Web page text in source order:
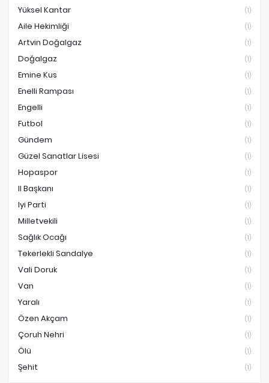
Yüksel Kantar (1)
Aile Hekimliği (1)
Artvin Doğalgaz (1)
Doğalgaz (1)
Emine Kus (1)
Enelli Rampası (1)
Engelli (1)
Futbol (1)
Gündem (1)
Güzel Sanatlar Lisesi (1)
Hopaspor (1)
Il Başkanı (1)
Iyi Parti (1)
Milletvekili (1)
Sağlık Ocağı (1)
Tekerlekli Sandalye (1)
Vali Doruk (1)
Van (1)
Yaralı (1)
Özen Akçam (1)
Çoruh Nehri (1)
Ölü (1)
Şehit (1)